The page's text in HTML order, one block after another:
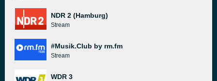
NDR 2 (Hamburg)
Stream
#Musik.Club by rm.fm
Stream
WDR 3